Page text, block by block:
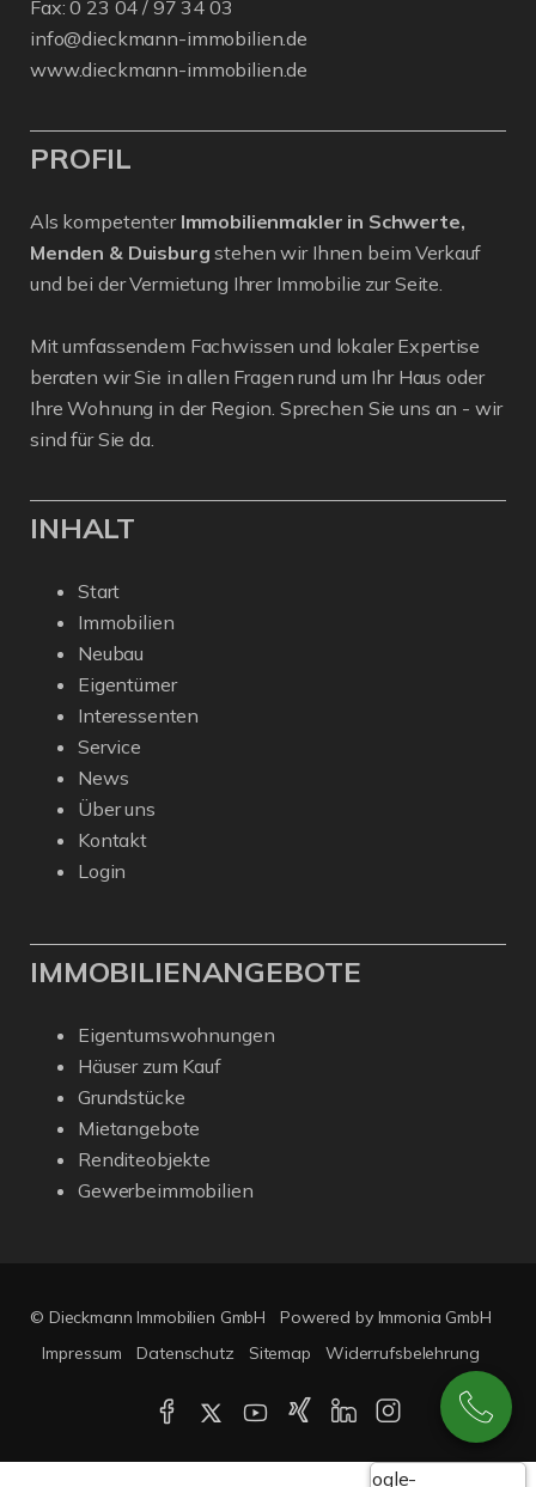
Fax: 0 23 04 / 97 34 03
info@dieckmann-immobilien.de
www.dieckmann-immobilien.de
PROFIL
Als kompetenter Immobilienmakler in Schwerte,
Menden & Duisburg stehen wir Ihnen beim Verkauf
und bei der Vermietung Ihrer Immobilie zur Seite.
Mit umfassendem Fachwissen und lokaler Expertise
beraten wir Sie in allen Fragen rund um Ihr Haus oder
Ihre Wohnung in der Region. Sprechen Sie uns an - wir
sind für Sie da.
INHALT
Start
Immobilien
Neubau
Eigentümer
Interessenten
Service
News
Über uns
Kontakt
Login
IMMOBILIENANGEBOTE
Eigentumswohnungen
Häuser zum Kauf
Grundstücke
Mietangebote
Renditeobjekte
Gewerbeimmobilien
© Dieckmann Immobilien GmbH
Powered by Immonia GmbH
Impressum
Datenschutz Sitemap Widerrufsbelehrung
Google-